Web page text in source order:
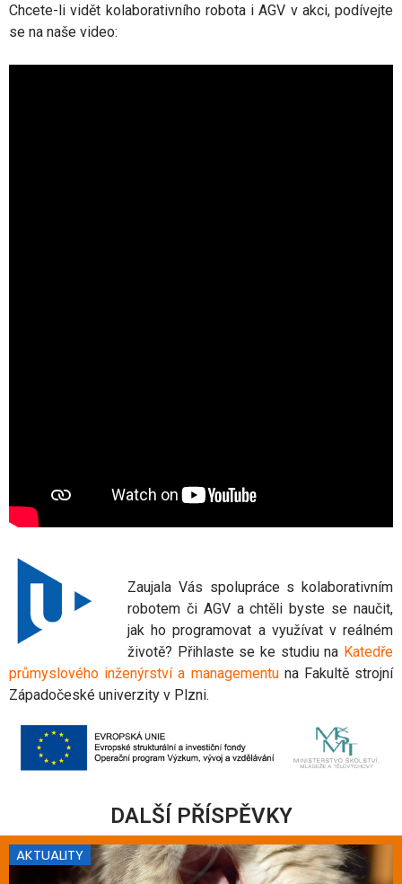
Chcete-li vidět kolaborativního robota i AGV v akci, podívejte
se na naše video:
Zaujala Vás spolupráce s kolaborativním
robotem či AGV a chtěli byste se naučit,
jak ho programovat a využívat v reálném
životě? Přihlaste se ke studiu na Katedře
průmyslového inženýrství a managementuna Fakultě strojní
Západočeské univerzity v Plzni.
DALŠÍ PŘÍSPĚVKY
AKTUALITY